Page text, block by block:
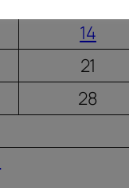
14
21
28